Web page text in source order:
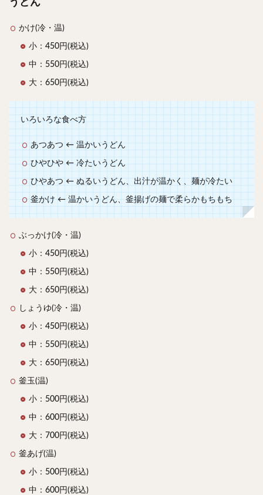
かけ(冷・温)
小：450円(税込)
中：550円(税込)
大：650円(税込)
いろいろな食べ方
あつあつ ← 温かいうどん
ひやひや ← 冷たいうどん
ひやあつ ← ぬるいうどん、出汁が温かく、麺が冷たい
釜かけ ← 温かいうどん、釜揚げの麺で柔らかもちもち
ぶっかけ(冷・温)
小：450円(税込)
中：550円(税込)
大：650円(税込)
しょうゆ(冷・温)
小：450円(税込)
中：550円(税込)
大：650円(税込)
釜玉(温)
小：500円(税込)
中：600円(税込)
大：700円(税込)
釜あげ(温)
小：500円(税込)
中：600円(税込)